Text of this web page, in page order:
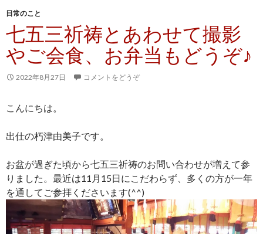
日常のこと
七五三祈祷とあわせて撮影
やご会食、お弁当もどうぞ♪
2022年8月27日 コメントをどうぞ
こんにちは。
出仕の朽津由美子です。
お盆が過ぎた頃から七五三祈祷のお問い合わせが増えて参
りました。最近は11月15日にこだわらず、多くの方が一年
を通してご参拝くださいます(^^)